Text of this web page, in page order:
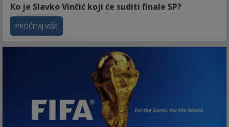
Ko je Slavko Vinčić koji će suditi finale SP?
PROČITAJ VIŠE